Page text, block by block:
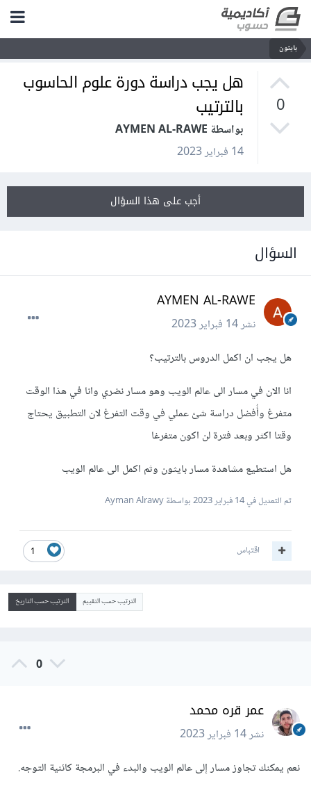
بايثون
0
هل يجب دراسة دورة علوم الحاسوب
بالترتيب
بواسطة AYMEN AL-RAWE
14 فبراير 2023
أجب على هذا السؤال
السؤال
AYMEN AL-RAWE
نشر14 فبراير 2023
هل يجب ان اكمل الدروس بالترتيب؟
انا الان في مسار الى عالم الويب وهو مسار نضري وانا في هذا الوقت
متفرغ وأُفضل دراسة شئ عملي في وقت التفرغ لان التطبيق يحتاج
وقتا اكثر وبعد فترة لن اكون متفرغا
هل استطيع مشاهدة مسار بايثون وثم اكمل الى عالم الويب
تم التعديل في14 فبراير 2023 بواسطة Ayman Alrawy
1 اقتباس
الترتيب حسب التقييم الترتيب حسب التاريخ
0
عمر قره محمد
نشر14 فبراير 2023
نعم يمكنك تجاوز مسار إلى عالم الويب والبدء في البرمجة كائنية التوجه.